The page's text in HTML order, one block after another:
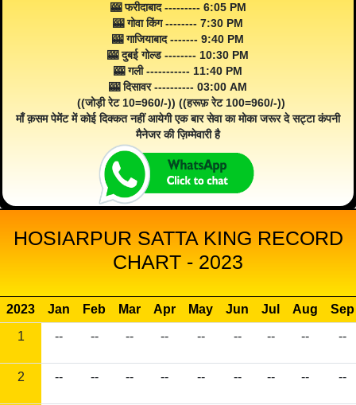
🎰 फरीदाबाद --------- 6:05 PM
🎰 गोवा किंग -------- 7:30 PM
🎰 गाजियाबाद ------- 9:40 PM
🎰 दुबई गोल्ड -------- 10:30 PM
🎰 गली ----------- 11:40 PM
🎰 दिसावर ---------- 03:00 AM
((जोड़ी रेट 10=960/-)) ((हरूफ़ रेट 100=960/-))
माँ क़सम पेमेंट में कोई दिक्कत नहीं आयेगी एक बार सेवा का मोका जरूर दे सट्टा कंपनी
मैनेजर की ज़िम्मेवारी है
HOSIARPUR SATTA KING RECORD
CHART - 2023
2023 Jan Feb Mar Apr May Jun Jul Aug
Sep
1
-- -- -- -- -- -- -- -- --
2 -- -- -- -- -- -- -- -- --